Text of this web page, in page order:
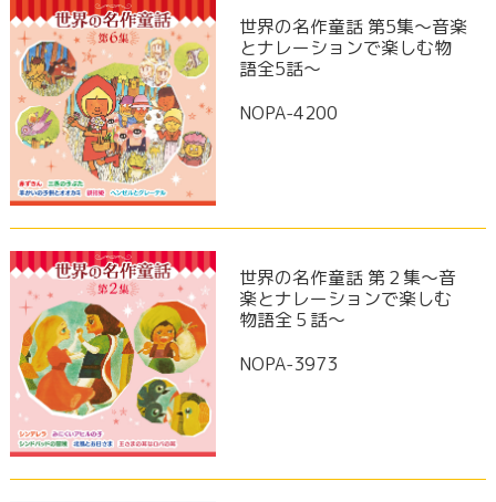
世界の名作童話 第5集～音楽
とナレーションで楽しむ物
語全5話～
NOPA-4200
世界の名作童話 第２集～音
楽とナレーションで楽しむ
物語全５話～
NOPA-3973